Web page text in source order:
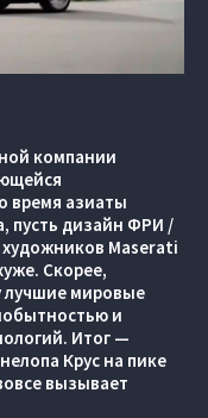
компании
время азиаты
пусть дизайн ФРИ /
художников Maserati
Скорее,
лучшие мировые
и
Итог —
Крус на пике
вызывает